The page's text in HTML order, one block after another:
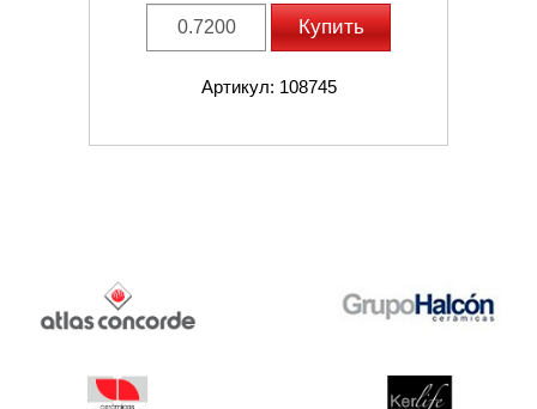
Купить
Артикул: 108745